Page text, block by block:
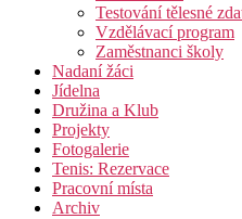
Testování tělesné
Vzdělávací program
Zaměstnanci školy
Nadaní žáci
Jídelna
Družina a Klub
Projekty
Fotogalerie
Tenis: Rezervace
Pracovní místa
Archiv